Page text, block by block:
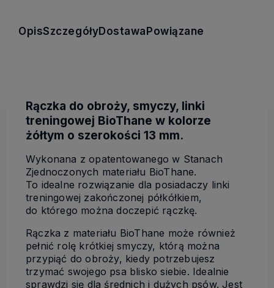
OpisSzczegółyDostawaPowiązane
Rączka do obroży, smyczy, linki
treningowej BioThane w kolorze
żółtym o szerokości 13 mm.
Wykonana z opatentowanego w Stanach
Zjednoczonych materiału BioThane.
To idealne rozwiązanie dla posiadaczy linki
treningowej zakończonej półkółkiem,
do którego można doczepić rączkę.
Rączka z materiału BioThane może również
pełnić rolę krótkiej smyczy, którą można
przypiąć do obroży, kiedy potrzebujesz
trzymać swojego psa blisko siebie. Idealnie
sprawdzi się dla średnich i dużych psów. Jest